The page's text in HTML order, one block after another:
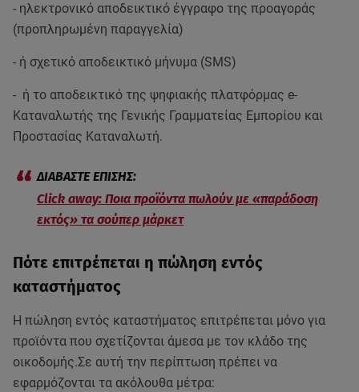
- ηλεκτρονικό αποδεικτικό έγγραφο της προαγοράς
(προπληρωμένη παραγγελία)
- ή σχετικό αποδεικτικό μήνυμα (SMS)
- ή το αποδεικτικό της ψηφιακής πλατφόρμας e-
Καταναλωτής της Γενικής Γραμματείας Εμπορίου και
Προστασίας Καταναλωτή.
Click away: Ποια προϊόντα πωλούν με «παράδοση
εκτός» τα σούπερ μάρκετ
Πότε επιτρέπεται η πώληση εντός
καταστήματος
Η πώληση εντός καταστήματος επιτρέπεται μόνο για
προϊόντα που σχετίζονται άμεσα με τον κλάδο της
οικοδομής.Σε αυτή την περίπτωση πρέπει να
εφαρμόζονται τα ακόλουθα μέτρα: